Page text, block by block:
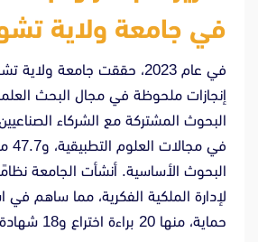
في جامعة ولاية
إنجازات ملحوظة في مجال البحث
في
البحوث الأساسية. أنشأت الجامعة
حماية، منها 20 براءة اختراع و18 شهادة كمبيوتر.